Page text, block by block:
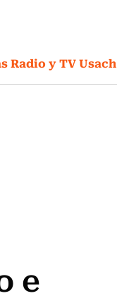
Radio y TV Usach
e